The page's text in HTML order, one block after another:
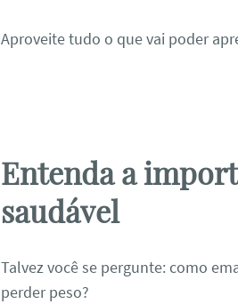
Aproveite tudo o que vai poder
Entenda a
saudável
Talvez você se pergunte:como
perder peso?